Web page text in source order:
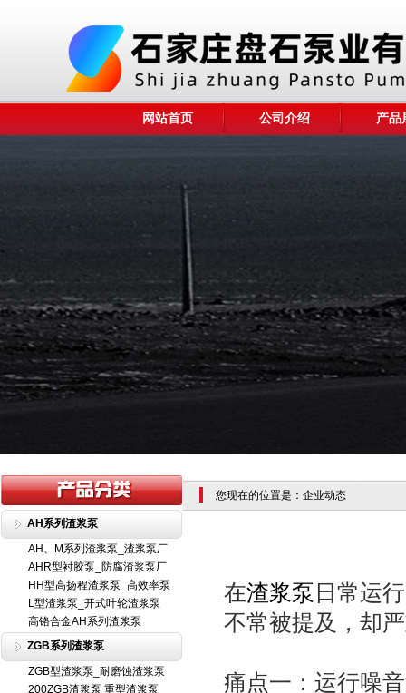
网站首页 公司介绍 产品
AH系列渣浆泵
AH、M系列渣浆泵_渣浆泵厂
AHR型衬胶泵_防腐渣浆泵厂
HH型高扬程渣浆泵_高效率泵
L型渣浆泵_开式叶轮渣浆泵
高铬合金AH系列渣浆泵
ZGB系列渣浆泵
ZGB型渣浆泵_耐磨蚀渣浆泵
200ZGB渣浆泵 重型渣浆泵
您现在的位置是：企业动态
在渣浆泵 日常运
不常被提及，却
痛点一：运行噪